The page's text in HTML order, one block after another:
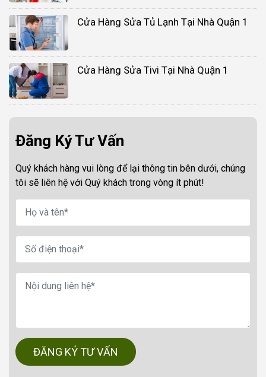
Cửa Hàng Sửa Tủ Lạnh Tại Nhà Quận 1
Cửa Hàng Sửa Tivi Tại Nhà Quận 1
Đăng Ký Tư Vấn
Quý khách hàng vui lòng để lại thông tin bên dưới, chúng
tôi sẽ liên hệ với Quý khách trong vòng ít phút!
ĐĂNG KÝ TƯ VẤN